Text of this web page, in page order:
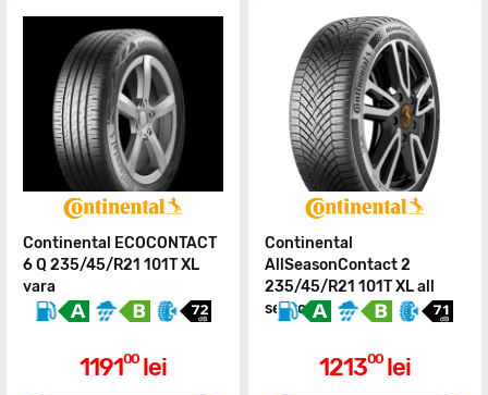
Continental ECOCONTACT
6 Q 235/45/R21 101T XL
vara
119100 lei
Continental
AllSeasonContact 2
235/45/R21 101T XL all
season
121300 lei